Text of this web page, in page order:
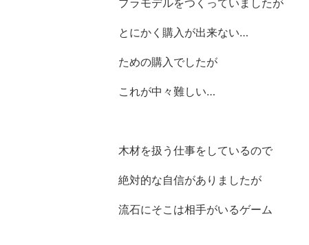
プラモデルをつくっていましたが
とにかく購入が出来ない…
ための購入でしたが
これが中々難しい…
木材を扱う仕事をしているので
絶対的な自信がありましたが
流石にそこは相手がいるゲーム